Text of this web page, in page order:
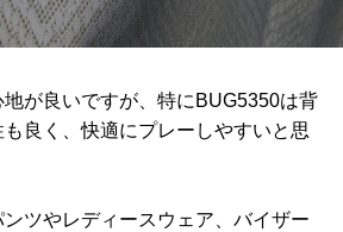
が良いですが、特にBUG5350は背
良く、快適にプレーしやすいと思
ツやレディースウェア、バイザー